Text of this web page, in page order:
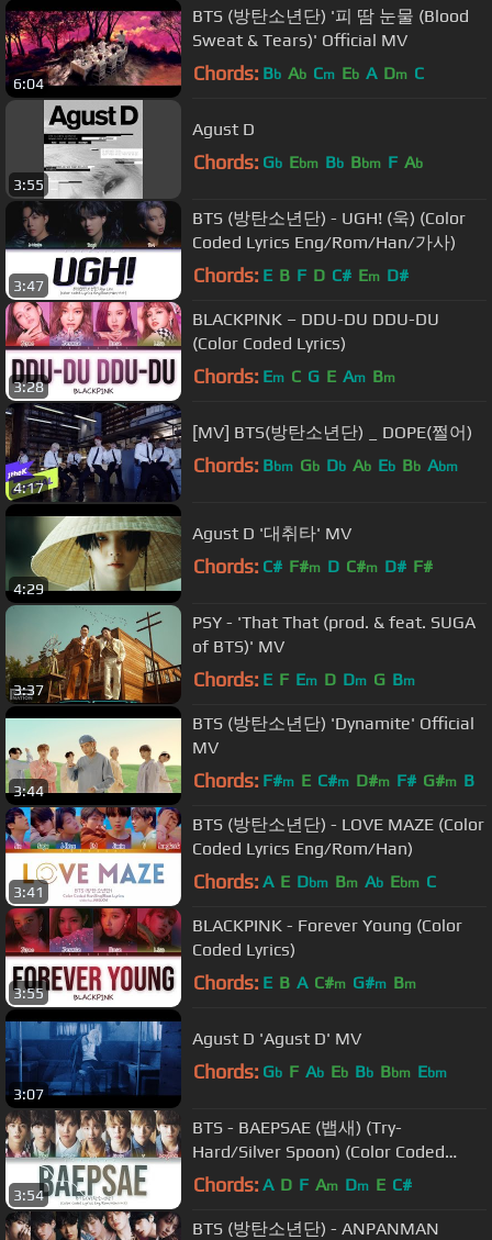
6:04
BTS (방탄소년단) '피 땀 눈물 (Blood
Sweat & Tears)' Official MV
Chords: Bb Ab Cm Eb A Dm C
3:55
Agust D
Chords: Gb Ebm Bb Bbm F Ab
3:47
BTS (방탄소년단) - UGH! (욱) (Color
Coded Lyrics Eng/Rom/Han/가사)
Chords: E B F D C# Em D#
3:28
BLACKPINK – DDU-DU DDU-DU
(Color Coded Lyrics)
Chords: Em C G E Am Bm
4:17
[MV] BTS(방탄소년단) _ DOPE(쩔어)
Chords: Bbm Gb Db Ab Eb Bb Abm
4:29
Agust D '대취타' MV
Chords: C# F#m D C#m D# F#
3:37
PSY - 'That That (prod. & feat. SUGA
of BTS)' MV
Chords: E F Em D Dm G Bm
3:44
BTS (방탄소년단) 'Dynamite' Official
MV
Chords: F#m E C#m D#m F# G#m B
3:41
BTS (방탄소년단) - LOVE MAZE (Color
Coded Lyrics Eng/Rom/Han)
Chords: A E Dbm Bm Ab Ebm C
3:55
BLACKPINK - Forever Young (Color
Coded Lyrics)
Chords: E B A C#m G#m Bm
3:07
Agust D 'Agust D' MV
Chords: Gb F Ab Eb Bb Bbm Ebm
3:54
BTS - BAEPSAE (뱁새) (Try-
Hard/Silver Spoon) (Color Coded
Lyrics Eng/Rom/Han/가사)
Chords: A D F Am Dm E C#
BTS (방탄소년단) - ANPANMAN